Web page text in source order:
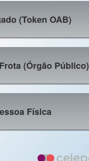
(Token OAB)
(Órgão Público)
Física